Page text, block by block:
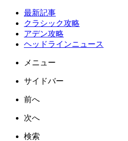
最新記事
クラシック攻略
アデン攻略
ヘッドラインニュース
メニュー
サイドバー
前へ
次へ
検索